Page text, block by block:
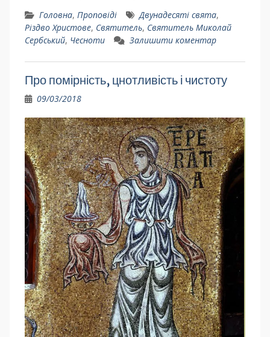
Головна, Проповіді Двунадесяті свята,
Різдво Христове, Святитель, Святитель Миколай
Сербський, Чесноти Залишити коментар
Про помірність, цнотливість і чистоту
09/03/2018